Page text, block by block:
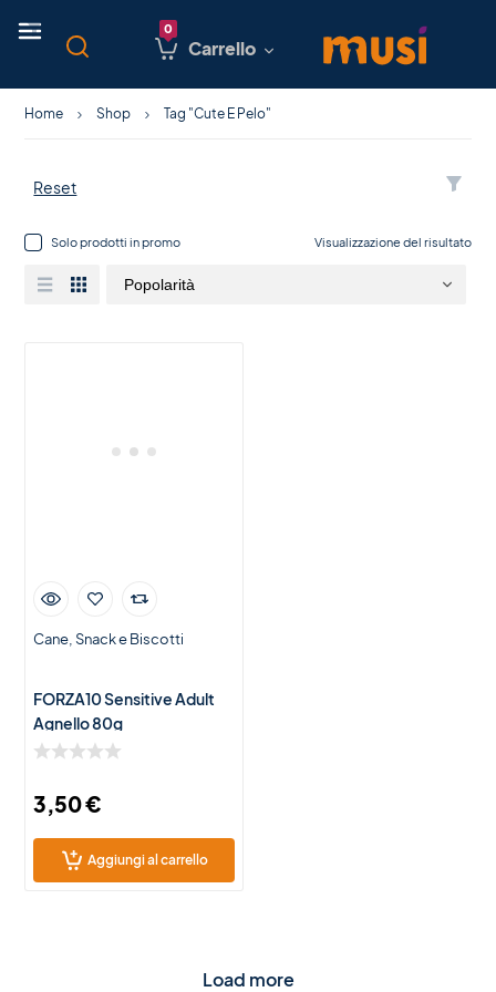
Carrello
Home Shop Tag "Cute E Pelo"
Reset
Solo prodotti in promo Visualizzazione del risultato
Cane Snack e Biscotti
FORZA10 Sensitive Adult
Agnello 80g
3,50€
Aggiungi al carrello
Load more